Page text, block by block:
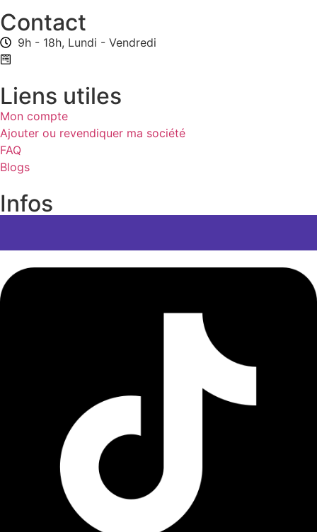
Contact
9h - 18h, Lundi - Vendredi
Liens utiles
Mon compte
Ajouter ou revendiquer ma société
FAQ
Blogs
Infos